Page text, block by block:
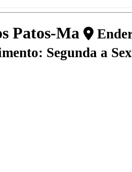
Patos-Ma
Segunda a